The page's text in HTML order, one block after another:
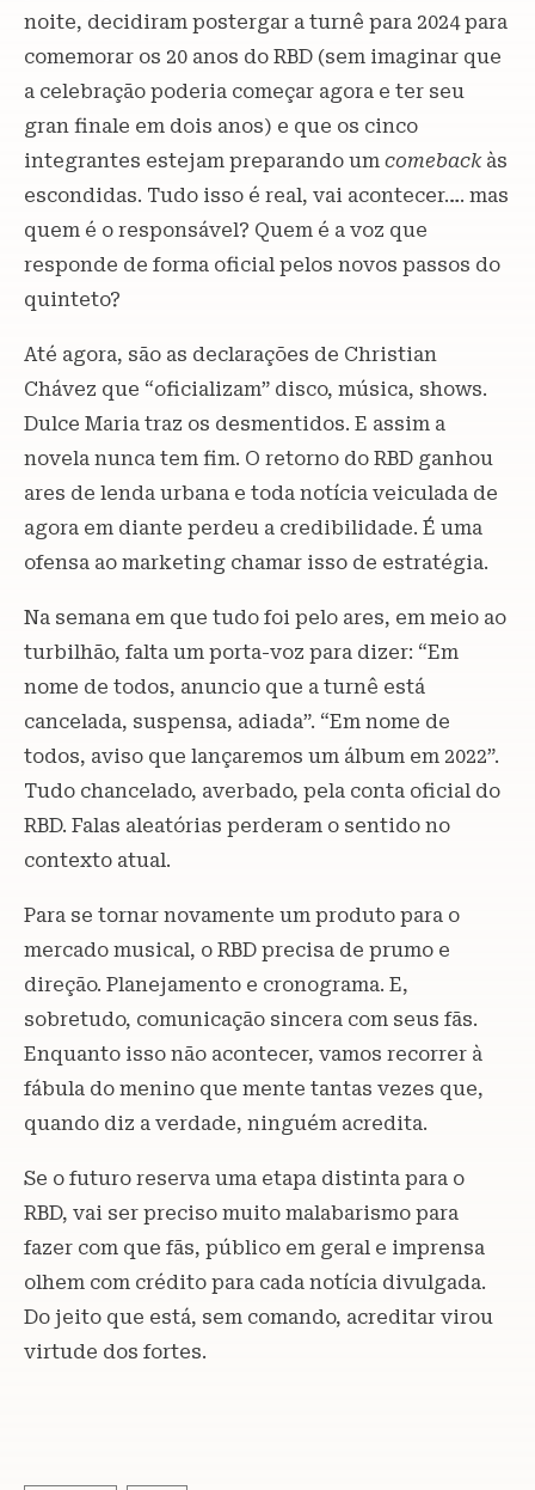
noite, decidiram postergar a turnê para 2024 para
comemorar os 20 anos do RBD (sem imaginar que
a celebração poderia começar agora e ter seu
gran finale em dois anos) e que os cinco
integrantes estejam preparando um comebackàs
escondidas. Tudo isso é real, vai acontecer…. mas
quem é o responsável? Quem é a voz que
responde de forma oficial pelos novos passos do
quinteto?
Até agora, são as declarações de Christian
Chávez que “oficializam” disco, música, shows.
Dulce Maria traz os desmentidos. E assim a
novela nunca tem fim. O retorno do RBD ganhou
ares de lenda urbana e toda notícia veiculada de
agora em diante perdeu a credibilidade. É uma
ofensa ao marketing chamar isso de estratégia.
Na semana em que tudo foi pelo ares, em meio ao
turbilhão, falta um porta-voz para dizer: “Em
nome de todos, anuncio que a turnê está
cancelada, suspensa, adiada”. “Em nome de
todos, aviso que lançaremos um álbum em 2022”.
Tudo chancelado, averbado, pela conta oficial do
RBD. Falas aleatórias perderam o sentido no
contexto atual.
Para se tornar novamente um produto para o
mercado musical, o RBD precisa de prumo e
direção. Planejamento e cronograma. E,
sobretudo, comunicação sincera com seus fãs.
Enquanto isso não acontecer, vamos recorrer à
fábula do menino que mente tantas vezes que,
quando diz a verdade, ninguém acredita.
Se o futuro reserva uma etapa distinta para o
RBD, vai ser preciso muito malabarismo para
fazer com que fãs, público em geral e imprensa
olhem com crédito para cada notícia divulgada.
Do jeito que está, sem comando, acreditar virou
virtude dos fortes.